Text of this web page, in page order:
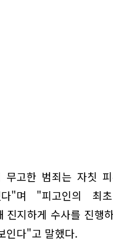
무고한 범죄는 자칫
다"며 "피고인의 최
진지하게 수사를 진행
인다"고 말했다.